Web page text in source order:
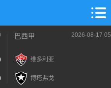
巴西甲 2026-08-17
维多利亚
博塔弗戈